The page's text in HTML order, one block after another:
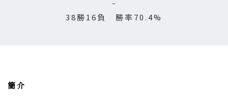
38勝16負 勝率70.4%
簡介